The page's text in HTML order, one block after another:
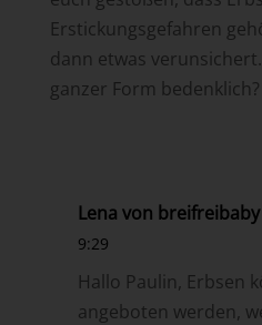
Erstickungsgefahren
dann etwas
ganzer Form bedenklich?
Lena von breifreibaby
9:29
Hallo Paulin, Erbsen
angeboten werden,